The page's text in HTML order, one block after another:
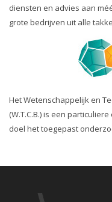
diensten en advies aan
grote bedrijven uit alle
Het Wetenschappelijk en
(W.T.C.B.) is een
doel het toegepast